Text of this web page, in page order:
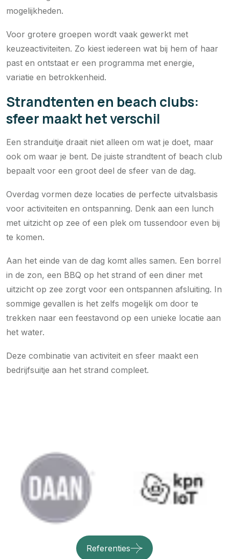
mogelijkheden.
Voor grotere groepen wordt vaak gewerkt met
keuzeactiviteiten. Zo kiest iedereen wat bij hem of haar
past en ontstaat er een programma met energie,
variatie en betrokkenheid.
Strandtenten en beach clubs:
sfeer maakt het verschil
Een stranduitje draait niet alleen om wat je doet, maar
ook om waar je bent. De juiste strandtent of beach club
bepaalt voor een groot deel de sfeer van de dag.
Overdag vormen deze locaties de perfecte uitvalsbasis
voor activiteiten en ontspanning. Denk aan een lunch
met uitzicht op zee of een plek om tussendoor even bij
te komen.
Aan het einde van de dag komt alles samen. Een borrel
in de zon, een BBQ op het strand of een diner met
uitzicht op zee zorgt voor een ontspannen afsluiting. In
sommige gevallen is het zelfs mogelijk om door te
trekken naar een feestavond op een unieke locatie aan
het water.
Deze combinatie van activiteit en sfeer maakt een
bedrijfsuitje aan het strand compleet.
Referenties